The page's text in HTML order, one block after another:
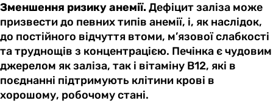
Зменшення ризику анемії.Дефіцит заліза може
призвести до певних типів анемії, і, як наслідок,
до постійного відчуття втоми, м’язової слабкості
та труднощів з концентрацією. Печінка є чудовим
джерелом як заліза, так і вітаміну B12, які в
поєднанні підтримують клітини крові в
хорошому, робочому стані.